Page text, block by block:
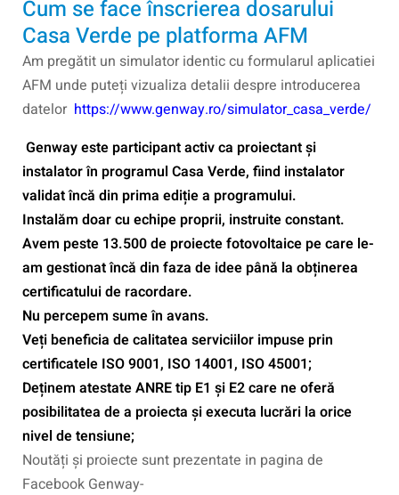
Cum se face înscrierea dosarului
Casa Verde pe platforma AFM
Am pregătit un simulator identic cu formularul aplicatiei
AFM unde puteți vizualiza detalii despre introducerea
datelor https://www.genway.ro/simulator_casa_verde/
Genway este participant activ ca proiectant și
instalator în programul Casa Verde, fiind instalator
validat încă din prima ediție a programului.
Instalăm doar cu echipe proprii, instruite constant.
Avem peste 13.500 de proiecte fotovoltaice pe care le-
am gestionat încă din faza de idee până la obținerea
certificatului de racordare.
Nu percepem sume în avans.
Veți beneficia de calitatea serviciilor impuse prin
certificatele ISO 9001, ISO 14001, ISO 45001;
Deținem atestate ANRE tip E1 și E2 care ne oferă
posibilitatea de a proiecta și executa lucrări la orice
nivel de tensiune;
Noutăți și proiecte sunt prezentate in pagina de
Facebook Genway-